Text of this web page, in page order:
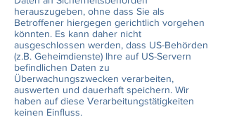
herauszugeben, ohne dass Sie als
Betroffener hiergegen gerichtlich vorgehen
könnten. Es kann daher nicht
ausgeschlossen werden, dass US-Behörden
(z.B. Geheimdienste) Ihre auf US-Servern
befindlichen Daten zu
Überwachungszwecken verarbeiten,
auswerten und dauerhaft speichern. Wir
haben auf diese Verarbeitungstätigkeiten
keinen Einfluss.